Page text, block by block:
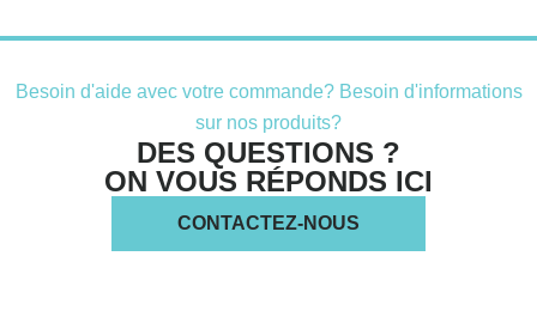
Besoin d'aide avec votre commande? Besoin d'informations
sur nos produits?
DES QUESTIONS ?
ON VOUS RÉPONDS ICI
CONTACTEZ-NOUS